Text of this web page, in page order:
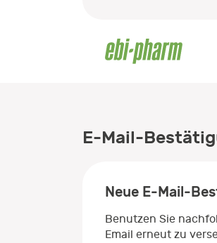
E-Mail-
Neue E-Mail-
Benutzen Sie
Email erneut zu